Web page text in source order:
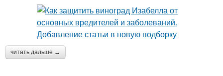
читать дальше →